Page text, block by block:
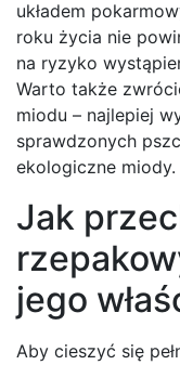
układem
roku życia nie
na ryzyko
Warto także
miodu – najlepiej
sprawdzonych
ekologiczne miody.
Jak
jego
Aby cieszyć się